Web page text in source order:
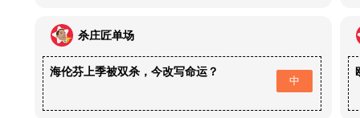
杀庄匠单场
海伦芬上季被双杀，今改写命运？
中